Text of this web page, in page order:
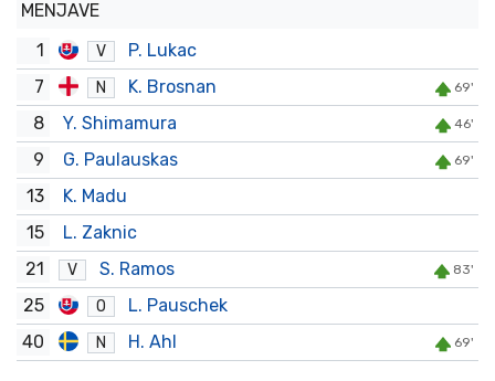
MENJAVE
1
V
P. Lukac
7
N K. Brosnan 69'
8 Y. Shimamura 46'
9 G. Paulauskas 69'
13
K. Madu
15
L. Zaknic
21
V S. Ramos 83'
25 O
L. Pauschek
40
N H. Ahl 69'